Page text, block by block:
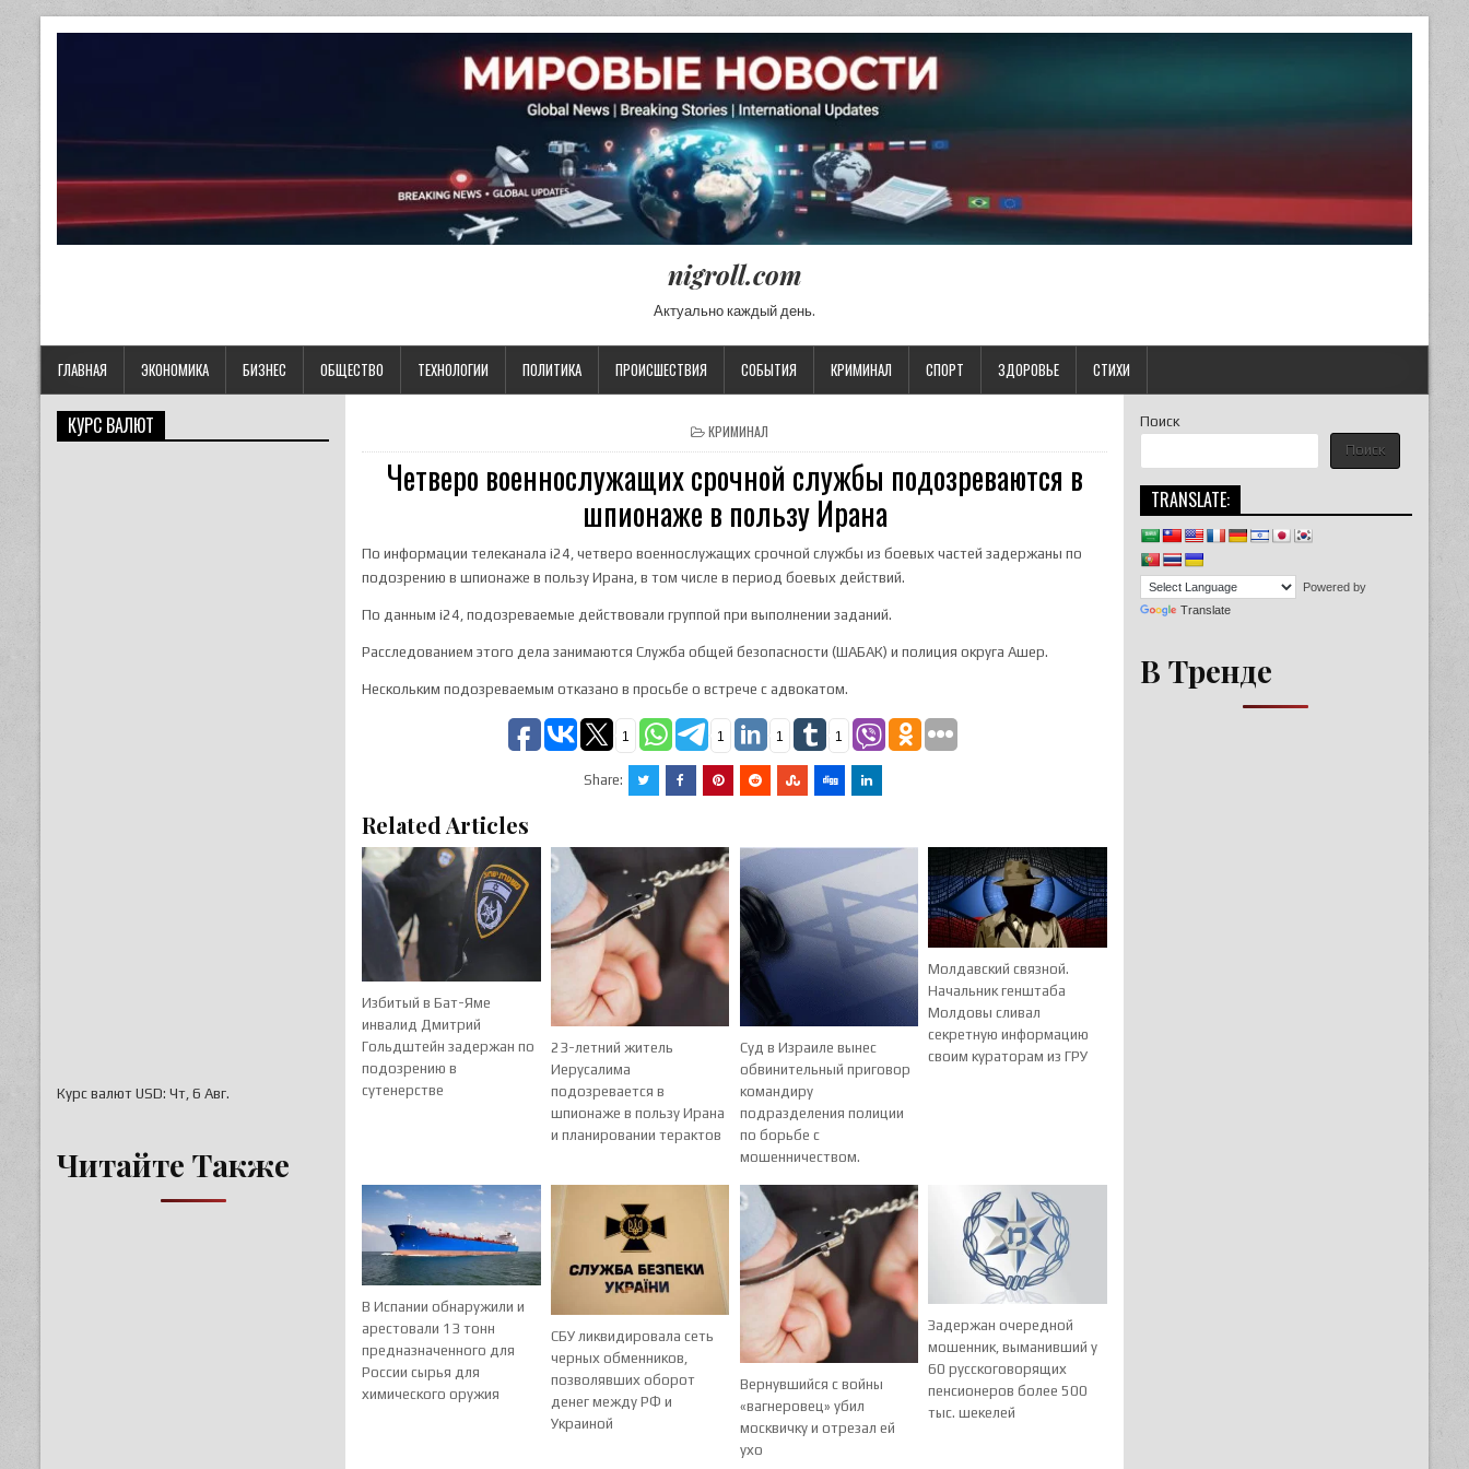
nigroll.com
Актуально каждый день.
ГЛАВНАЯ ЭКОНОМИКА БИЗНЕС ОБЩЕСТВО ТЕХНОЛОГИИ ПОЛИТИКА ПРОИСШЕСТВИЯ СОБЫТИЯ КРИМИНАЛ СПОРТ ЗДОРОВЬЕ СТИХИ
POSTED IN
КРИМИНАЛ
Четверо военнослужащих срочной службы подозреваются в
шпионаже в пользу Ирана
По информации телеканала i24, четверо военнослужащих срочной службы из боевых частей задержаны по
подозрению в шпионаже в пользу Ирана, в том числе в период боевых действий.
По данным i24, подозреваемые действовали группой при выполнении заданий.
Расследованием этого дела занимаются Служба общей безопасности (ШАБАК) и полиция округа Ашер.
Нескольким подозреваемым отказано в просьбе о встрече с адвокатом.
1 1 1 1
Share:
Related Articles
Избитый в Бат-Яме
инвалид Дмитрий
Гольдштейн задержан по
подозрению в
сутенерстве
23-летний житель
Иерусалима
подозревается в
шпионаже в пользу Ирана
и планировании терактов
Суд в Израиле вынес
обвинительный приговор
командиру
подразделения полиции
по борьбе с
мошенничеством.
Молдавский связной.
Начальник генштаба
Молдовы сливал
секретную информацию
своим кураторам из ГРУ
В Испании обнаружили и
арестовали 13 тонн
предназначенного для
России сырья для
химического оружия
СБУ ликвидировала сеть
черных обменников,
позволявших оборот
денег между РФ и
Украиной
Вернувшийся с войны
«вагнеровец» убил
москвичку и отрезал ей
ухо
Задержан очередной
мошенник, выманивший у
60 русскоговорящих
пенсионеров более 500
тыс. шекелей
Поиск
Поиск
TRANSLATE:
Powered by
Translate
В Тренде
КУРС ВАЛЮТ
Курс валют USD: Чт, 6 Авг.
Читайте Также